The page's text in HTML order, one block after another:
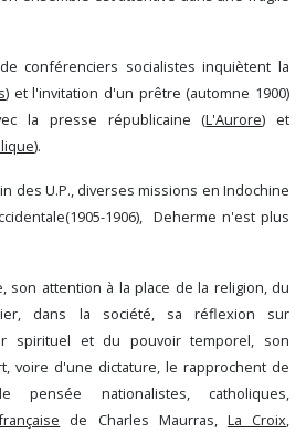
conférenciers socialistes inquiètent la
) et l'invitation d'un prêtre (automne 1900)
la presse républicaine (L'Aurore) et
).
des U.P., diverses missions en Indochine
1906), Deherme n'est plus
son attention à la place de la religion, du
dans la société, sa réflexion sur
spirituel et du pouvoir temporel, son
voire d'une dictature, le rapprochent de
nationalistes, catholiques,
de Charles Maurras, La Croix,